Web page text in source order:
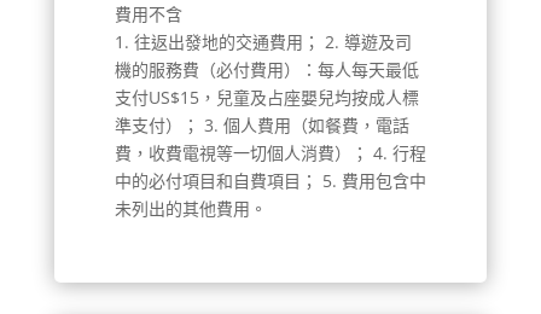
費用不含
1. 往返出發地的交通費用； 2. 導遊及司
機的服務費（必付費用）：每人每天最低
支付US$15，兒童及占座嬰兒均按成人標
準支付）； 3. 個人費用（如餐費，電話
費，收費電視等一切個人消費）； 4. 行程
中的必付項目和自費項目； 5. 費用包含中
未列出的其他費用。